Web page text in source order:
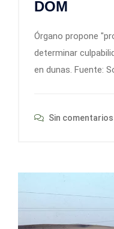
DOM
Órgano propone
determinar
en dunas. Fuente:
Sin comentarios